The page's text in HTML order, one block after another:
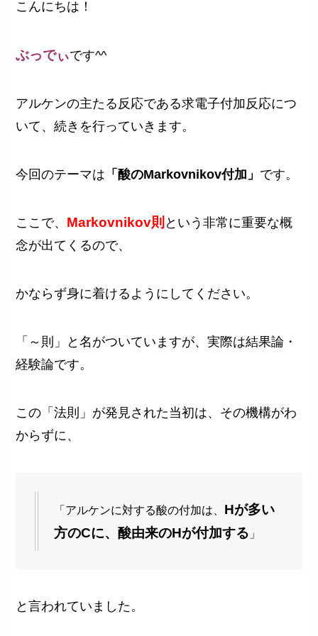
こんにちは！
ぶっでぃです^^
アルケンの主たる反応である求電子付加反応につ
いて、続きを行っていきます。
今回のテーマは 「酸のMarkovnikov付加」 です。
ここで、 Markovnikov則 という非常に重要な概
念が出てくるので、
かならず身に着けるようにしてください。
「～則」と名がついていますが、実際は結果論・
経験論です。
この「法則」が発見された当初は、その機構がわ
からずに、
「アルケンに対する酸の付加は、 Hが多い
方のCに、酸由来のHが付加する 」
と言われていました。